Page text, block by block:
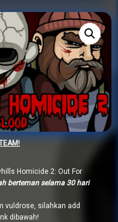
Homicide 2: Out For
berteman selama 30 hari
vuldrose, silahkan add
dibawah!